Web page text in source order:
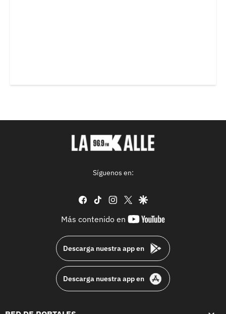
Síguenos en:
facebook
tiktok instagram
twittergoogle
Más contenido en
youtube-
Descarga nuestra app en
Descarga nuestra app en